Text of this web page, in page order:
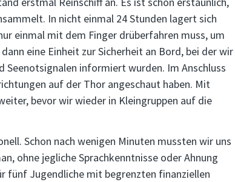
In nicht einmal 24 Stunden lagert sich
einmal mit dem Finger drüberfahren muss, um
eine Einheit zur Sicherheit an Bord, bei der wir
Seenotsignalen informiert wurden. Im Anschluss
auf der Thor angeschaut haben. Mit
bevor wir wieder in Kleingruppen auf die
Schon nach wenigen Minuten mussten wir uns
ohne jegliche Sprachkenntnisse oder Ahnung
fünf Jugendliche mit begrenzten finanziellen